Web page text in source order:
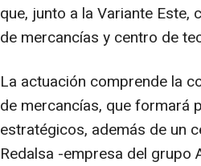
que, junto a la Variante
de mercancías y centro de
La actuación comprende la
de mercancías, que formará
estratégicos, además de un
Redalsa -empresa del grupo